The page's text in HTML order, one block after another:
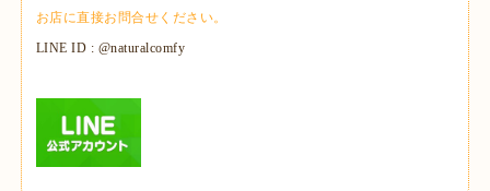
お店に直接お問合せください。
LINE ID : @naturalcomfy